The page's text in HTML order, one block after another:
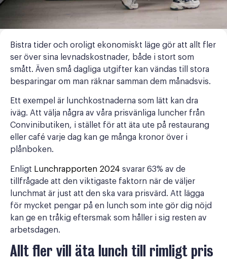
Bistra tider och oroligt ekonomiskt läge gör att allt fler
ser över sina levnadskostnader, både i stort som
smått. Även små dagliga utgifter kan vändas till stora
besparingar om man räknar samman dem månadsvis.
Ett exempel är lunchkostnaderna som lätt kan dra
iväg. Att välja några av våra prisvänliga luncher från
Convinibutiken, i stället för att äta ute på restaurang
eller café varje dag kan ge många kronor över i
plånboken.
Enligt Lunchrapporten 2024 svarar 63% av de
tillfrågade att den viktigaste faktorn när de väljer
lunchmat är just att den ska vara prisvärd. Att lägga
för mycket pengar på en lunch som inte gör dig nöjd
kan ge en tråkig eftersmak som håller i sig resten av
arbetsdagen.
Allt fler vill äta lunch till rimligt pris